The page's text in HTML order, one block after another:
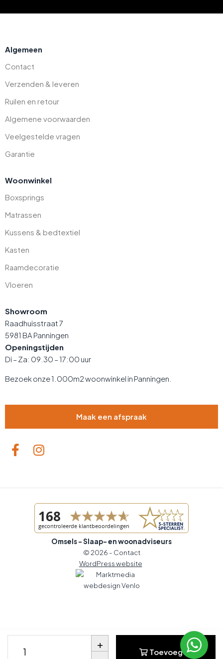
+
Toevoegen
Algemeen
Contact
Verzenden & leveren
Ruilen en retour
Algemene voorwaarden
Veelgestelde vragen
Garantie
Woonwinkel
Boxsprings
Matrassen
Kussens & bedtextiel
Kasten
Raamdecoratie
Vloeren
Showroom
Raadhuisstraat 7
5981 BA Panningen
Openingstijden
Di – Za: 09.30 – 17:00 uur
Bezoek onze 1.000m2 woonwinkel in Panningen.
Maak een afspraak
Omsels - Slaap- en woonadviseurs
© 2026 - Contact
WordPress website